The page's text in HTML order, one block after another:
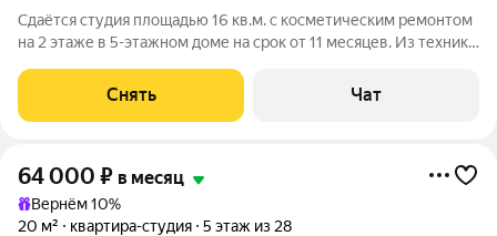
Сдаётся студия площадью 16 кв.м. с косметическим ремонтом
на 2 этаже в 5-этажном доме на срок от 11 месяцев. Из техники
Холодильник Микроволновка Дом - кирпичный, окна выходят
на улицу. Коммунальные
Снять Чат
64 000 ₽ в месяц
Вернём 10%
20 м²
квартира-студия 5 этаж из 28